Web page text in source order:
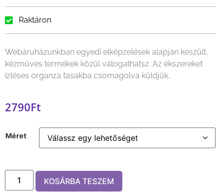
Raktáron
Webáruházunkban egyedi elképzelések alapján készült,
kézműves termékek közül válogathatsz. Az ékszereket
ízléses organza tasakba csomagolva küldjük.
2790Ft
Méret
KOSÁRBA TESZEM